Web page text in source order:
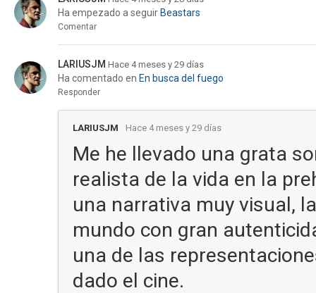
Ha empezado a seguir Beastars
Comentar
LARIUSJM Hace 4 meses y 29 días
Ha comentado en En busca del fuego
Responder
LARIUSJM Hace 4 meses y 29 días
Me he llevado una grata
realista de la vida en la
una narrativa muy visual,
mundo con gran
una de las
dado el cine.